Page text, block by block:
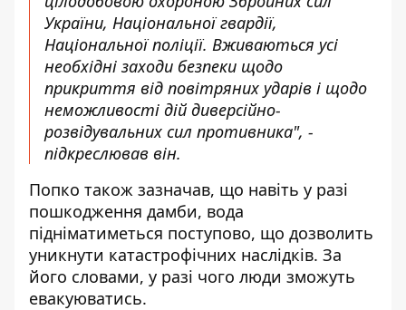
України, Національної гвардії,
Національної поліції. Вживаються усі
необхідні заходи безпеки щодо
прикриття від повітряних ударів і щодо
неможливості дій диверсійно-
розвідувальних сил противника", -
підкреслював він.
Попко також зазначав, що навіть у разі
пошкодження дамби, вода
підніматиметься поступово, що дозволить
уникнути катастрофічних наслідків. За
його словами, у разі чого люди зможуть
евакуюватись.